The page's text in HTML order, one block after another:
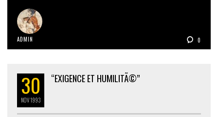
ADMIN 0
30
NOV1993
“EXIGENCE ET HUMILITÃ©”